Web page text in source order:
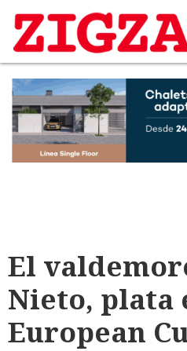
El
Nieto, plata
European